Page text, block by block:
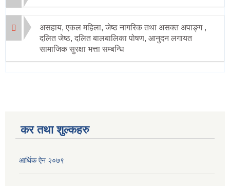
असहाय, एकल महिला, जेष्ठ नागरिक तथा असक्त अपाङ्ग ,
दलित जेष्ठ, दलित बालबालिका पोषण, आनुदन लगायत
सामाजिक सुरक्षा भत्ता सम्बन्धि
कर तथा शुल्कहरु
आर्थिक ऐन २०७९